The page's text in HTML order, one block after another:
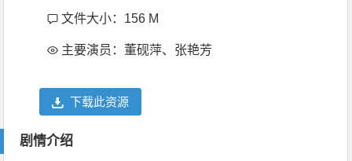
文件大小：156 M
主要演员：董砚萍、张艳芳
下载此资源
剧情介绍